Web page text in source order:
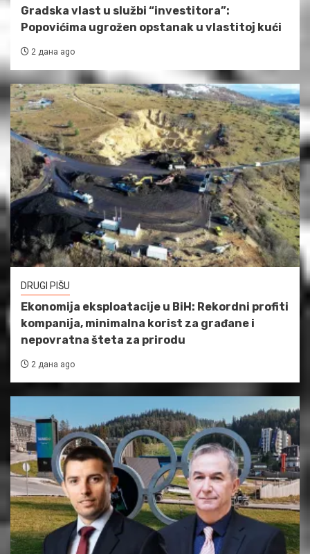
Gradska vlast u službi “investitora”:
Popovićima ugrožen opstanak u vlastitoj kući
2 дана ago
DRUGI PIŠU
Ekonomija eksploatacije u BiH: Rekordni profiti
kompanija, minimalna korist za građane i
nepovratna šteta za prirodu
2 дана ago